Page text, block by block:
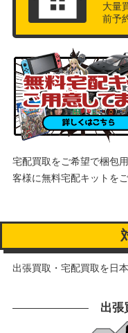
大量
前予
宅配買取をご希望で梱包
客様に無料宅配キットを
出張買取・宅配買取を日
出張